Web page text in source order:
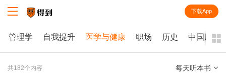
下载App
管理学 自我提升 医学与健康 职场 历史 中国历史
共182个内容 每天听本书